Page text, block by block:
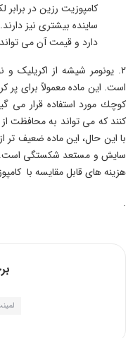
کامپوزیت رزین در
دارد و قیمت آن می تواند
2. یونومر شیشه از
است. این ماده معمولاً برای پر
كوچك مورد استفاده قرار می
کنند که می تواند به محافظت
با این حال، این ماده ضعیف
هزینه های قابل مقایسه با
.